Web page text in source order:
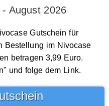
August 2026
Gutschein für
Bestellung im Nivocase
betragen 3,99 Euro.
und folge dem Link.